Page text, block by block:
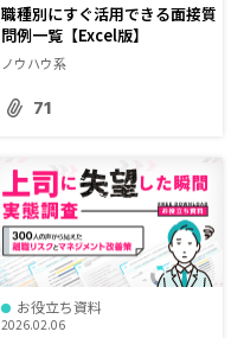
職種別にすぐ活用できる面接質
問例一覧【Excel版】
ノウハウ系
71
お役立ち資料
2026.02.06